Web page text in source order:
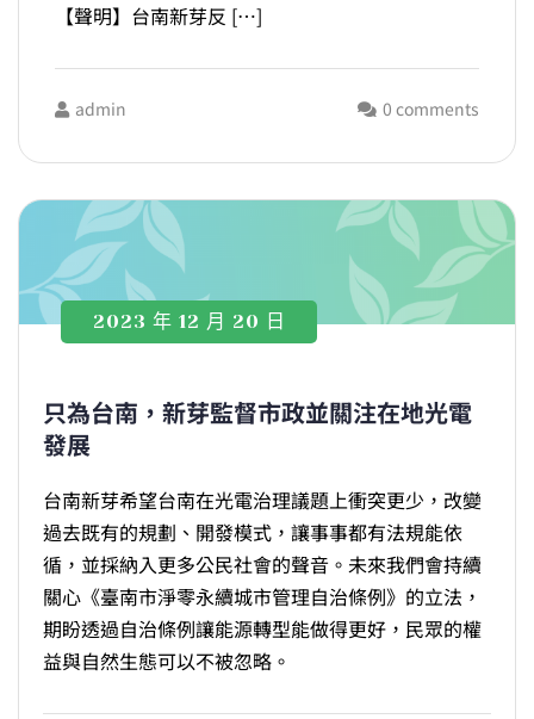
【聲明】台南新芽反 […]
admin 0 comments
2023 年 12 月 20 日
只為台南，新芽監督市政並關注在地光電
發展
台南新芽希望台南在光電治理議題上衝突更少，改變
過去既有的規劃、開發模式，讓事事都有法規能依
循，並採納入更多公民社會的聲音。未來我們會持續
關心《臺南市淨零永續城市管理自治條例》的立法，
期盼透過自治條例讓能源轉型能做得更好，民眾的權
益與自然生態可以不被忽略。